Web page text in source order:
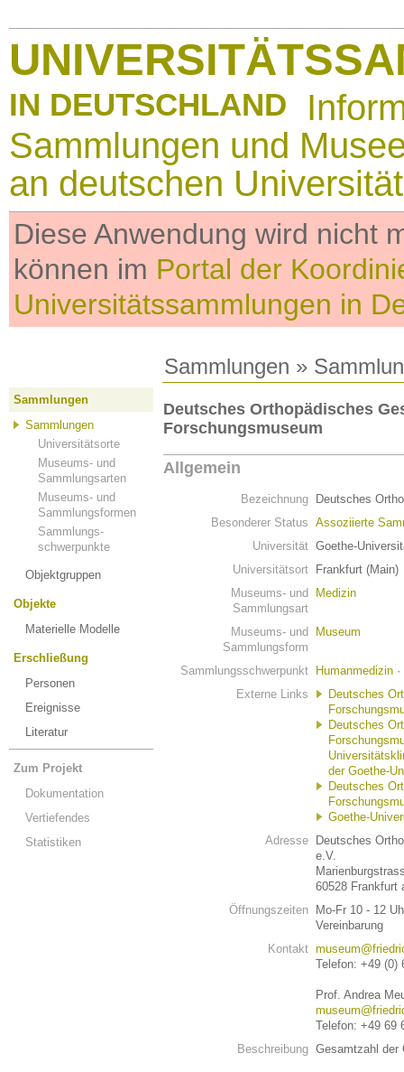
IN DEUTSCHLAND
Sammlungen und
an deutschen
Diese Anwendung wird nicht
können im Portal der
Universitätssammlungen in
Sammlungen »
Sammlungen
Sammlungen
Universitätsorte
Museums- und
Sammlungsarten
Museums- und
Sammlungsformen
Sammlungs-
schwerpunkte
Objektgruppen
Objekte
Materielle Modelle
Erschließung
Personen
Ereignisse
Literatur
Zum Projekt
Dokumentation
Vertiefendes
Statistiken
Deutsches Orthopädisches
Forschungsmuseum
Allgemein
Bezeichnung
Deutsches
Besonderer Status Assoziierte
Universität Goethe-
Universitätsort
Frankfurt (Main)
Museums- und
Sammlungsart
Medizin
Museums- und
Sammlungsform
Museum
Sammlungsschwerpunkt Humanmedizin ·
Externe Links
Deutsches
Deutsches
der Goethe-
Deutsches
Goethe-
Adresse
Deutsches
e.V.
60528 Frankfurt
Öffnungszeiten
Mo-Fr 10 - 12
Vereinbarung
Kontakt
Telefon: +49 (0)
Prof. Andrea
Telefon: +49 69
Beschreibung Gesamtzahl der